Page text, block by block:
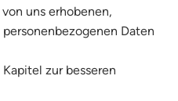
uns erhobenen,
Daten
zur besseren